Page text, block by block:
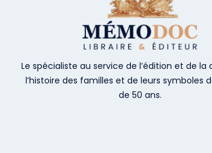
Le spécialiste au service de l’édition et de la
l’histoire des familles et de leurs symboles
de 50 ans.